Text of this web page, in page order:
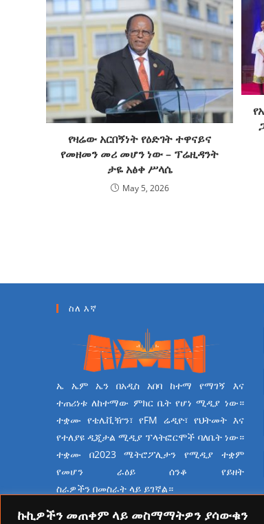
ኩኪዎችን መጠቀም ላይ መስማማትዎን ያሳውቁን
የዛሬው አርበኝነት የዕድገት ተዋናይና
የመዘመን መሪ መሆን ነው – ፕሬዚዳንት
ታዬ አፅቀ ሥላሴ
May 5, 2026
ስለ እኛ
ኤ ኤም ኤን በአዲስ አበባ ከተማ የማገኝ እና
ተጠሪነቱ ለከተማው ምክር ቤት የሆነ ሚዲያ ነው።
ተቋሙ የቴሌቪዥን፣ የFM ሬዲዮ፣ የህትመት እና
የተለያዩ ዲጂታል ሚዲያ ፕላትፎርሞች ባለቤት ነው።
ተቋሙ በ2023 ሜትሮፖሊታን የሚዲያ ተቋም
የመሆን ራዕይ ሰንቆ የይዘት
ስራዎችን በመስራት ላይ ይገኛል።